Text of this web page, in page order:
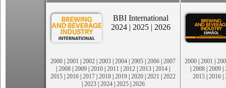
BBI International
2024 | 2025 | 2026
2000 | 2001 | 2002 | 2003 | 2004 | 2005 | 2006 | 2007
| 2008 | 2009 | 2010 | 2011 | 2012 | 2013 | 2014 |
2015 | 2016 | 2017 | 2018 | 2019 | 2020 | 2021 | 2022
| 2023| 2024| 2025| 2026
2000 | 2001 |
| 2008 | 2009 |
2015 | 2016 |